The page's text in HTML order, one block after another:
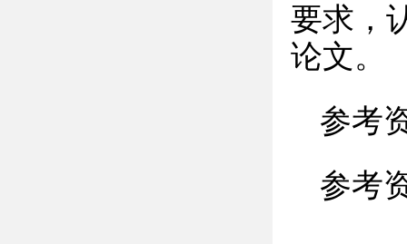
要求，
论文。
参考
参考